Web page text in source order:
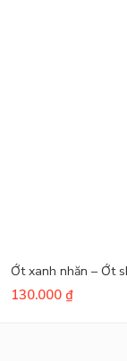
dưỡng,
5. Lưu ý khi sử
Ớt xanh nhăn – Ớt
130.000 ₫